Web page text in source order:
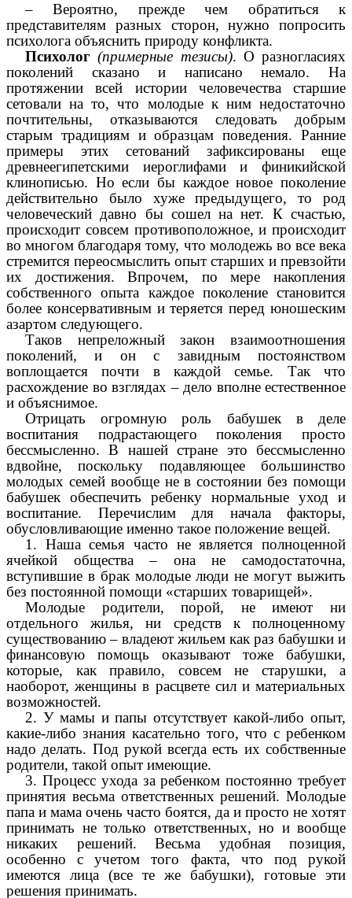
– Вероятно, прежде чем обратиться к
представителям разных сторон, нужно попросить
психолога объяснить природу конфликта.
Психолог (примерные тезисы). О разногласиях
поколений сказано и написано немало. На
протяжении всей истории человечества старшие
сетовали на то, что молодые к ним недостаточно
почтительны, отказываются следовать добрым
старым традициям и образцам поведения. Ранние
примеры этих сетований зафиксированы еще
древнеегипетскими иероглифами и финикийской
клинописью. Но если бы каждое новое поколение
действительно было хуже предыдущего, то род
человеческий давно бы сошел на нет. К счастью,
происходит совсем противоположное, и происходит
во многом благодаря тому, что молодежь во все века
стремится переосмыслить опыт старших и превзойти
их достижения. Впрочем, по мере накопления
собственного опыта каждое поколение становится
более консервативным и теряется перед юношеским
азартом следующего.
Таков непреложный закон взаимоотношения
поколений, и он с завидным постоянством
воплощается почти в каждой семье. Так что
расхождение во взглядах – дело вполне естественное
и объяснимое.
Отрицать огромную роль бабушек в деле
воспитания подрастающего поколения просто
бессмысленно. В нашей стране это бессмысленно
вдвойне, поскольку подавляющее большинство
молодых семей вообще не в состоянии без помощи
бабушек обеспечить ребенку нормальные уход и
воспитание. Перечислим для начала факторы,
обусловливающие именно такое положение вещей.
1. Наша семья часто не является полноценной
ячейкой общества – она не самодостаточна,
вступившие в брак молодые люди не могут выжить
без постоянной помощи «старших товарищей».
Молодые родители, порой, не имеют ни
отдельного жилья, ни средств к полноценному
существованию – владеют жильем как раз бабушки и
финансовую помощь оказывают тоже бабушки,
которые, как правило, совсем не старушки, а
наоборот, женщины в расцвете сил и материальных
возможностей.
2. У мамы и папы отсутствует какой-либо опыт,
какие-либо знания касательно того, что с ребенком
надо делать. Под рукой всегда есть их собственные
родители, такой опыт имеющие.
3. Процесс ухода за ребенком постоянно требует
принятия весьма ответственных решений. Молодые
папа и мама очень часто боятся, да и просто не хотят
принимать не только ответственных, но и вообще
никаких решений. Весьма удобная позиция,
особенно с учетом того факта, что под рукой
имеются лица (все те же бабушки), готовые эти
решения принимать.